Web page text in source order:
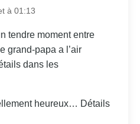
à 01:13
tendre moment entre
grand-papa a l’air
dans les
heureux… Détails